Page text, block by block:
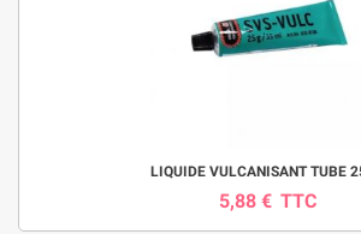
LIQUIDE VULCANISANT TUBE
5,88 € TTC